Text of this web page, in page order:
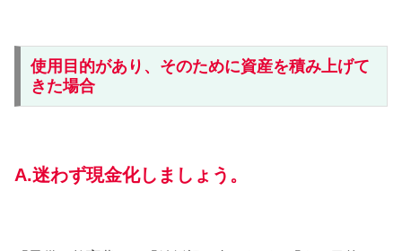
使用目的があり、そのために資産を積み上げて
きた場合
A.迷わず現金化しましょう。